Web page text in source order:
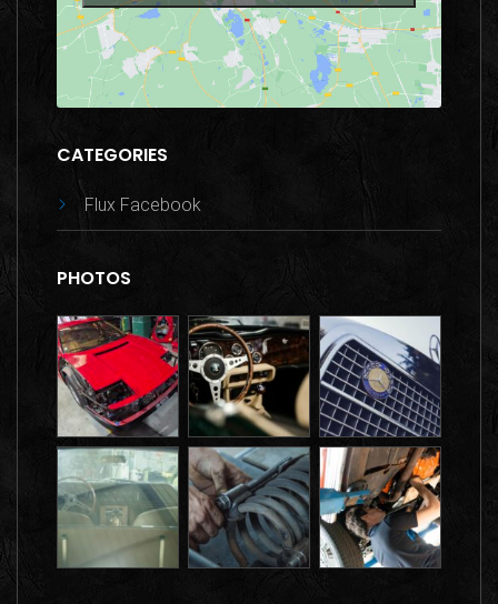
CATEGORIES
Flux Facebook
PHOTOS